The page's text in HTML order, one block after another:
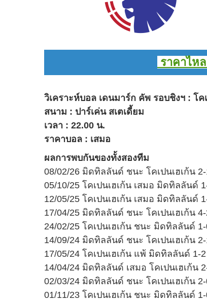
ราคาไหล
วิเคราะห์บอล เดนมาร์ก คัพ รอบชิงฯ : โ
สนาม : ปาร์เค่น สเตเดี้ยม
เวลา : 22.00 น.
ราคาบอล : เสมอ
ผลการพบกันของทั้งสองทีม
08/02/26 มิดทิลลันด์ ชนะ โคเปนเฮเก้น
05/10/25 โคเปนเฮเก้น เสมอ มิดทิลลันด์
12/05/25 โคเปนเฮเก้น เสมอ มิดทิลลันด์
17/04/25 มิดทิลลันด์ ชนะ โคเปนเฮเก้น 4-
24/02/25 โคเปนเฮเก้น ชนะ มิดทิลลันด์
14/09/24 มิดทิลลันด์ ชนะ โคเปนเฮเก้น
17/05/24 โคเปนเฮเก้น แพ้ มิดทิลลันด์ 1-2
14/04/24 มิดทิลลันด์ เสมอ โคเปนเฮเก้น
02/03/24 มิดทิลลันด์ ชนะ โคเปนเฮเก้น
01/11/23 โคเปนเฮเก้น ชนะ มิดทิลลันด์